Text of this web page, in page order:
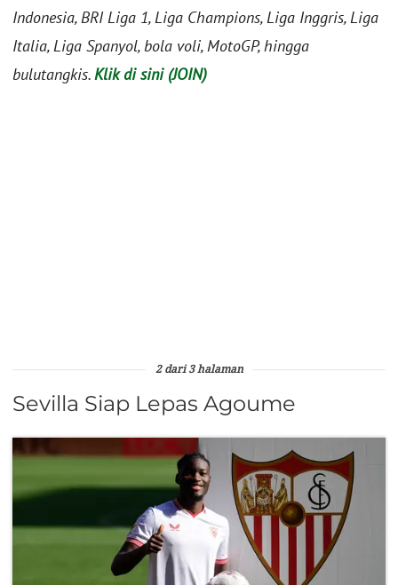
Indonesia, BRI Liga 1, Liga Champions, Liga Inggris, Liga
Italia, Liga Spanyol, bola voli, MotoGP, hingga
bulutangkis.Klik di sini (JOIN)
2 dari 3 halaman
Sevilla Siap Lepas Agoume